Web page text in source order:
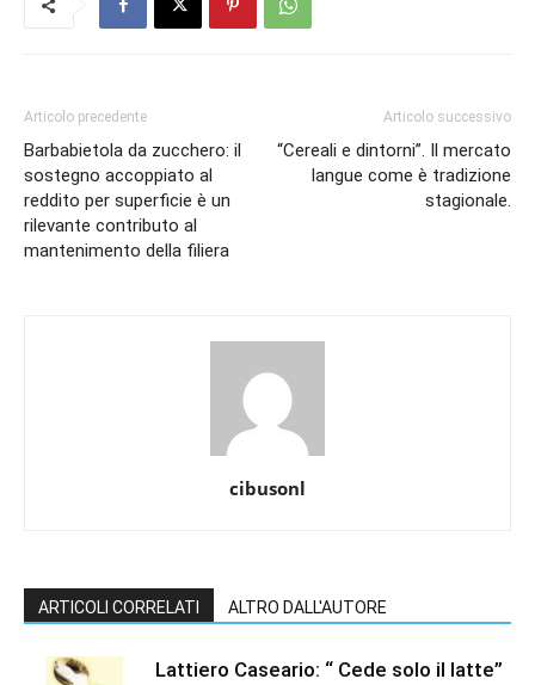
Articolo precedente
Barbabietola da zucchero: il
sostegno accoppiato al
reddito per superficie è un
rilevante contributo al
mantenimento della filiera
Articolo successivo
“Cereali e dintorni”. Il mercato
langue come è tradizione
stagionale.
cibusonl
ARTICOLI CORRELATI ALTRO DALL'AUTORE
Lattiero Caseario: “ Cede solo il latte”